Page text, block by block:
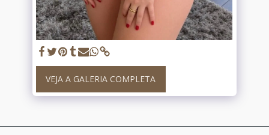
VEJA A GALERIA COMPLETA